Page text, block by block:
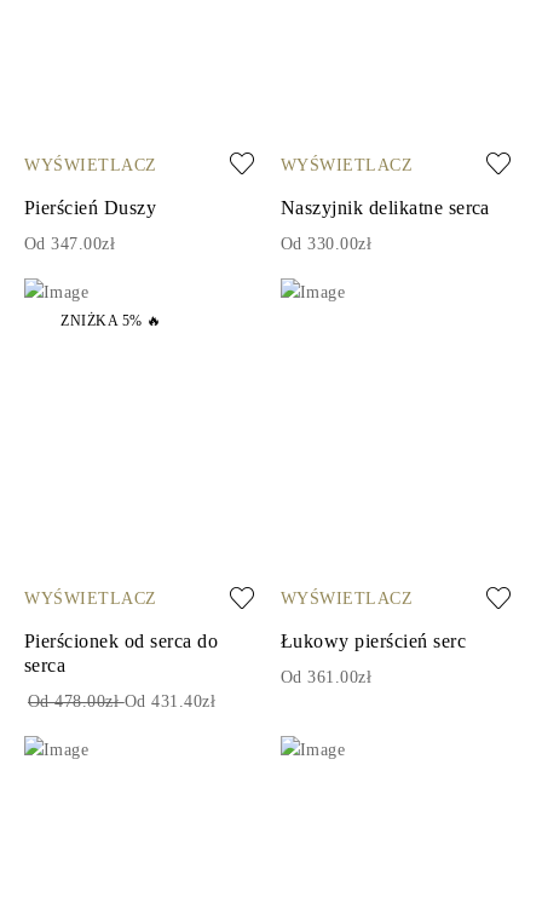
WYŚWIETLACZ
Pierścień Duszy
Od 347.00zł
WYŚWIETLACZ
Naszyjnik delikatne serca
Od 330.00zł
ZNIŻKA 5% 🔥
WYŚWIETLACZ
Pierścionek od serca do
serca
Od 478.00złOd 431.40zł
WYŚWIETLACZ
Łukowy pierścień serc
Od 361.00zł